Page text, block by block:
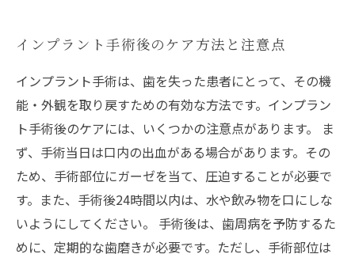
インプラント手術後のケア方法と注意点
インプラント手術は、歯を失った患者にとって、その機
能・外観を取り戻すための有効な方法です。インプラン
ト手術後のケアには、いくつかの注意点があります。 ま
ず、手術当日は口内の出血がある場合があります。その
ため、手術部位にガーゼを当て、圧迫することが必要で
す。また、手術後24時間以内は、水や飲み物を口にしな
いようにしてください。 手術後は、歯周病を予防するた
めに、定期的な歯磨きが必要です。ただし、手術部位は